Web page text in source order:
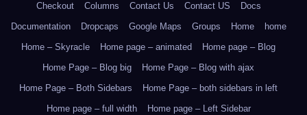
Checkout
Columns Contact Us Contact US
Docs
Documentation
Dropcaps Google Maps Groups Home
home
Home – Skyracle
Home page – animated
Home page – Blog
Home Page – Blog big
Home Page – Blog with ajax
Home Page – Both Sidebars
Home Page – both sidebars in left
Home page – full width
Home page – Left Sidebar